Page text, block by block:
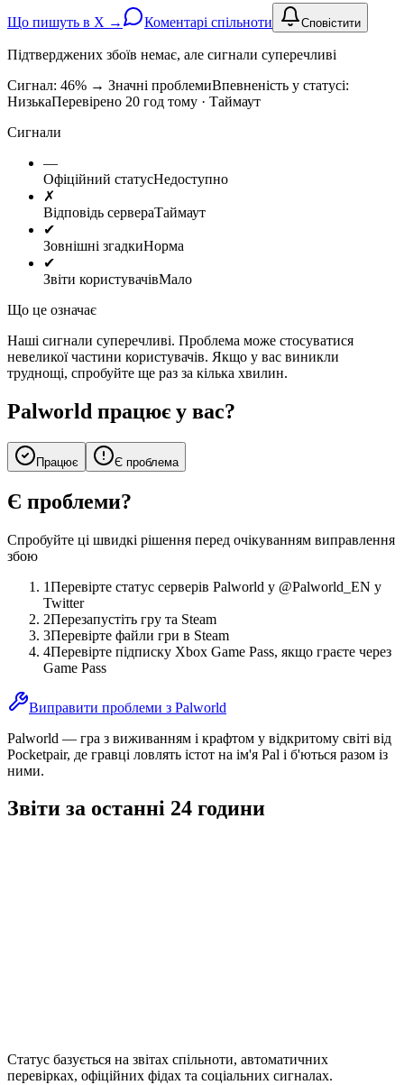
Що пишуть в X → Коментарі спільноти Сповістити
Підтверджених збоїв немає, але сигнали суперечливі
Сигнал: 46% → Значні проблемиВпевненість у статусі:
НизькаПеревірено 20 год тому · Таймаут
Сигнали
—
Офіційний статусНедоступно
✗
Відповідь сервераТаймаут
✔
Зовнішні згадкиНорма
✔
Звіти користувачівМало
Що це означає
Наші сигнали суперечливі. Проблема може стосуватися
невеликої частини користувачів. Якщо у вас виникли
труднощі, спробуйте ще раз за кілька хвилин.
Palworld працює у вас?
Працює Є проблема
Є проблеми?
Спробуйте ці швидкі рішення перед очікуванням виправлення
збою
1Перевірте статус серверів Palworld у @Palworld_EN у
Twitter
2Перезапустіть гру та Steam
3Перевірте файли гри в Steam
4Перевірте підписку Xbox Game Pass, якщо граєте через
Game Pass
Виправити проблеми з Palworld
Palworld — гра з виживанням і крафтом у відкритому світі від
Pocketpair, де гравці ловлять істот на ім'я Pal і б'ються разом із
ними.
Звіти за останні 24 години
Статус базується на звітах спільноти, автоматичних
перевірках, офіційних фідах та соціальних сигналах.